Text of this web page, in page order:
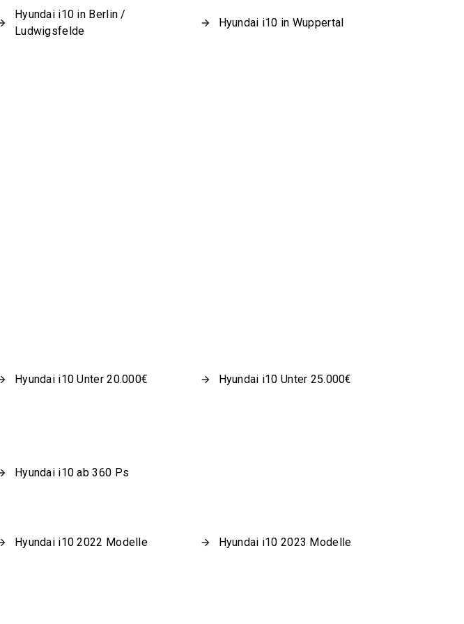
Hyundai i10 in Berlin /
Ludwigsfelde
Hyundai i10 in Wuppertal
Hyundai i10 Unter 20.000€
Hyundai i10 Unter 25.000€
Hyundai i10 ab 360 Ps
Hyundai i10 2022 Modelle
Hyundai i10 2023 Modelle